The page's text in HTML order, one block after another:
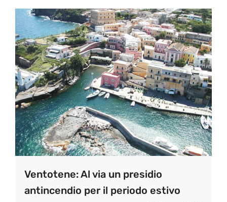
Ventotene: Al via un presidio
antincendio per il periodo estivo